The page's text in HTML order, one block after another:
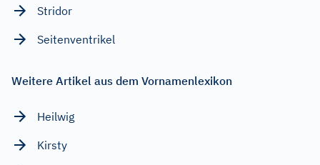
Stridor
Seitenventrikel
Weitere Artikel aus dem Vornamenlexikon
Heilwig
Kirsty